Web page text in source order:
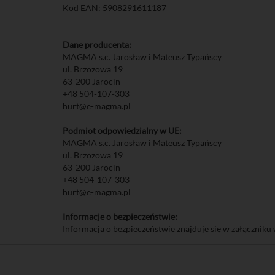
Kod EAN: 5908291611187
Dane producenta:
MAGMA s.c. Jarosław i Mateusz Typańscy
ul. Brzozowa 19
63-200 Jarocin
+48 504-107-303
hurt@e-magma.pl
Podmiot odpowiedzialny w UE:
MAGMA s.c. Jarosław i Mateusz Typańscy
ul. Brzozowa 19
63-200 Jarocin
+48 504-107-303
hurt@e-magma.pl
Informacje o bezpieczeństwie:
Informacja o bezpieczeństwie znajduje się w